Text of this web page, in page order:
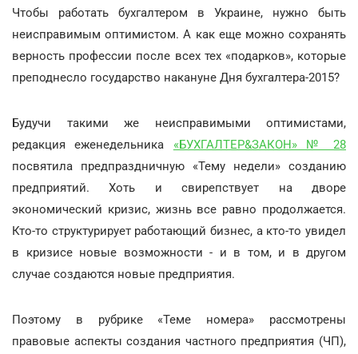
Чтобы работать бухгалтером в Украине, нужно быть
неисправимым оптимистом. А как еще можно сохранять
верность профессии после всех тех «подарков», которые
преподнесло государство накануне Дня бухгалтера-2015?
Будучи такими же неисправимыми оптимистами,
редакция еженедельника «БУХГАЛТЕР&ЗАКОН» № 28
посвятила предпраздничную «Тему недели» созданию
предприятий. Хоть и свирепствует на дворе
экономический кризис, жизнь все равно продолжается.
Кто-то структурирует работающий бизнес, а кто-то увидел
в кризисе новые возможности - и в том, и в другом
случае создаются новые предприятия.
Поэтому в рубрике «Теме номера» рассмотрены
правовые аспекты создания частного предприятия (ЧП),